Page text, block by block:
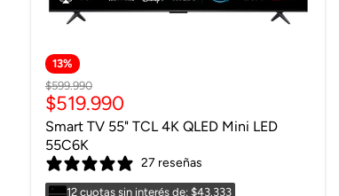
13%
Precio
original
$599.990
Precio
actual
$519.990
Smart TV 55" TCL 4K QLED Mini LED
55C6K
27 reseñas
12 cuotas sin interés de: $43.333